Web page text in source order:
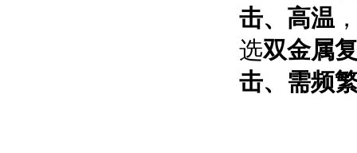
击、高温
选双金属
击、需频